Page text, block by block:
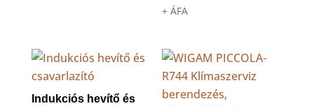
+ ÁFA
Indukciós hevítő és